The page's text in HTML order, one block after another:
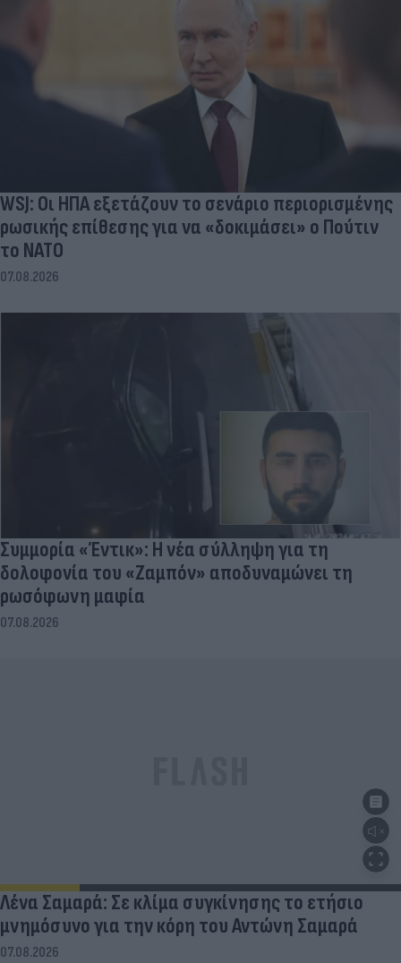
WSJ: Οι ΗΠΑ εξετάζουν το σενάριο περιορισμένης
ρωσικής επίθεσης για να «δοκιμάσει» ο Πούτιν
το ΝΑΤΟ
07.08.2026
Συμμορία «Έντικ»: Η νέα σύλληψη για τη
δολοφονία του «Ζαμπόν» αποδυναμώνει τη
ρωσόφωνη μαφία
07.08.2026
Λένα Σαμαρά: Σε κλίμα συγκίνησης το ετήσιο
μνημόσυνο για την κόρη του Αντώνη Σαμαρά
07.08.2026